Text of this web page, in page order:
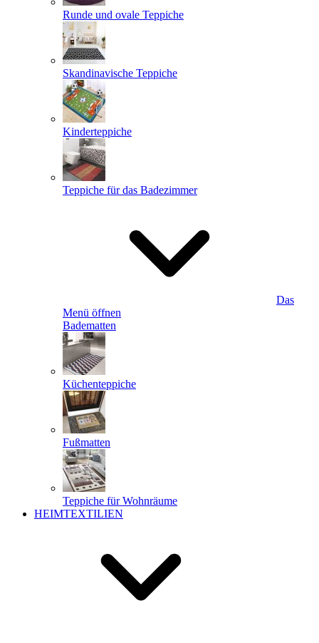
Runde und ovale Teppiche
Skandinavische Teppiche
Kinderteppiche
Teppiche für das Badezimmer
Das
Menü öffnen
Badematten
Küchenteppiche
Fußmatten
Teppiche für Wohnräume
HEIMTEXTILIEN